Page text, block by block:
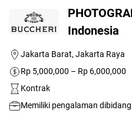
Indonesia
Jakarta Barat, Jakarta Raya
Rp 5,000,000 – Rp 6,000,000
Kontrak
Memiliki pengalaman